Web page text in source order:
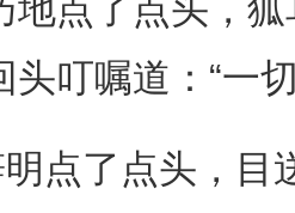
了点头，狐
叮嘱道：“一
点了点头，目